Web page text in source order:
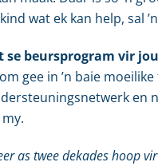
wat ek kan help, sal
beursprogram vir
gee in ’n baie
en
as twee dekades hoop